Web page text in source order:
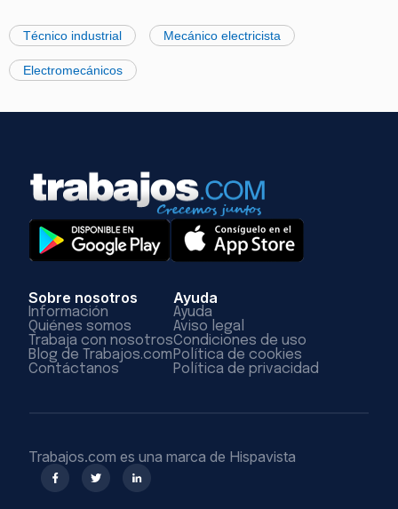
Técnico industrial Mecánico electricista
Electromecánicos
Sobre nosotros
Información
Quiénes somos
Trabaja con nosotros
Blog de Trabajos.com
Contáctanos
Ayuda
Ayuda
Aviso legal
Condiciones de uso
Política de cookies
Política de privacidad
Trabajos.com es una marca de Hispavista